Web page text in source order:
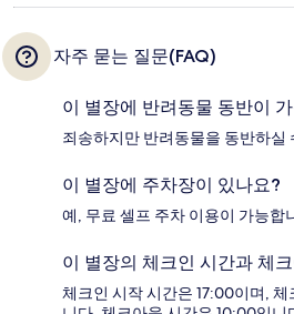
자주 묻는 질문(FAQ)
이 별장에 반려동물 동반이
죄송하지만 반려동물을 동반하실
이 별장에 주차장이 있나요?
예, 무료 셀프 주차 이용이 가능합
이 별장의 체크인 시간과 체
체크인 시작 시간은 17:00이며,